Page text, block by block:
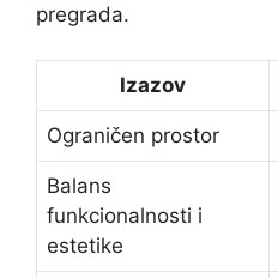
pregrada.
Izazov
Ograničen prostor
Balans
funkcionalnosti i
estetike